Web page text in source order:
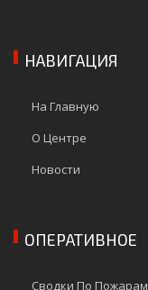
НАВИГАЦИЯ
На Главную
О Центре
Новости
ОПЕРАТИВНОЕ
Сводки По Пожарам